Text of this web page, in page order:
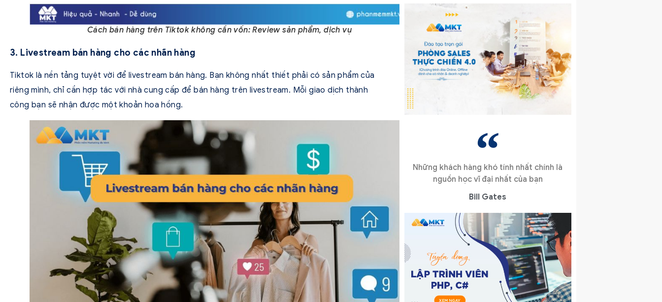
Cách bán hàng trên Tiktok không cần vốn: Review sản phẩm, dịch vụ
3. Livestream bán hàng cho các nhãn hàng
Tiktok là nền tảng tuyệt vời để livestream bán hàng. Bạn không nhất thiết phải có sản phẩm của
riêng mình, chỉ cần hợp tác với nhà cung cấp để bán hàng trên livestream. Mỗi giao dịch thành
công bạn sẽ nhận được một khoản hoa hồng.
Những khách hàng khó tính nhất chính là
nguồn học vĩ đại nhất của bạn
Bill Gates